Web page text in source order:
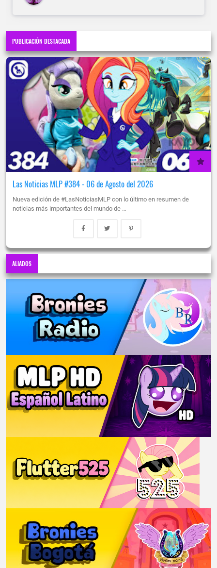
PUBLICACIÓN DESTACADA
Las Noticias MLP #384 - 06 de Agosto del 2026
Nueva edición de #LasNoticiasMLP con lo último en resumen de
noticias más importantes del mundo de …
ALIADOS